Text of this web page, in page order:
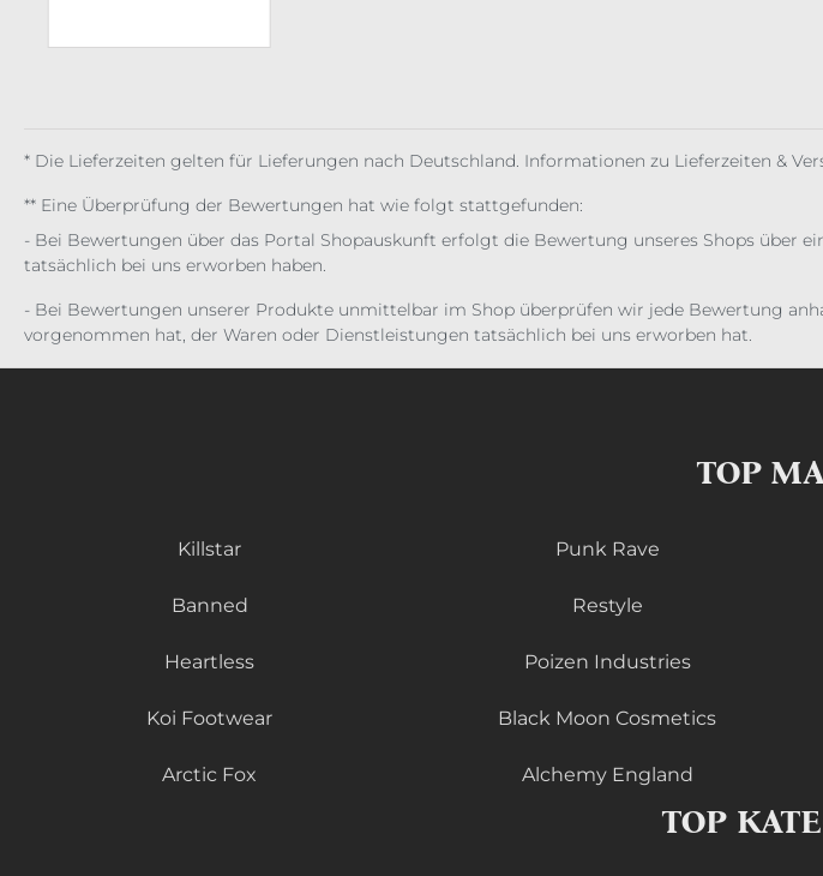
* Die Lieferzeiten gelten für Lieferungen nach Deutschland. Informationen zu Lieferzeiten &
** Eine Überprüfung der Bewertungen hat wie folgt stattgefunden:
- Bei Bewertungen über das Portal Shopauskunft erfolgt die Bewertung unseres Shops über
tatsächlich bei uns erworben haben.
- Bei Bewertungen unserer Produkte unmittelbar im Shop überprüfen wir jede Bewertung
vorgenommen hat, der Waren oder Dienstleistungen tatsächlich bei uns erworben hat.
TOP
Killstar Punk Rave
Banned Restyle
Heartless Poizen Industries
Koi Footwear Black Moon Cosmetics
Arctic Fox Alchemy England
TOP